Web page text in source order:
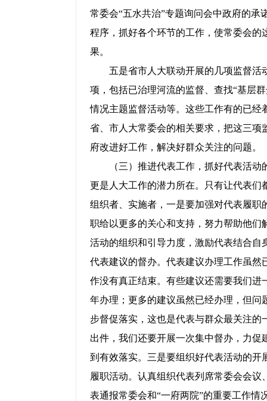
常委会“五水共治”专题询问会中政府的
程序，抓好各个环节的工作，使常委会
果。
五是省市人大联动开展的几项监督活
项，包括已治理河流的监督、查找“基层
情况主题监督活动等。这些工作有的已
省、市人大常委会的相关要求，把这三
府改进好工作，解决好群众关注的问题。
（三）推进代表工作，抓好代表活动
更是人大工作的潜力所在。只有让代表们
组织者、实施者，一是要加强对代表履
职给以更多的关心和支持，努力帮助他
活动的组织和引导力度，激励代表结合
代表建议的督办。代表建议办理工作虽
作没有真正结束。有些建议还需要我们
年办理；更多的建议虽然已经办理，但
步督促落实，这也是代表与群众最关注
出件，我们还要开展一次集中督办，力
到有效落实。三是要组织好代表活动的
履职活动。认真组织代表列席常委会会
表通报常委会和“一府两院”的重要工作